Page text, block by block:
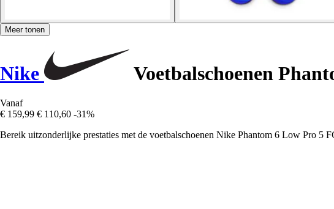
Meer tonen
Nike Voetbalschoenen
Vanaf
€ 159,99 € 110,60 -31%
Bereik uitzonderlijke prestaties met de voetbalschoenen Nike Phantom 6 Low Pro 5